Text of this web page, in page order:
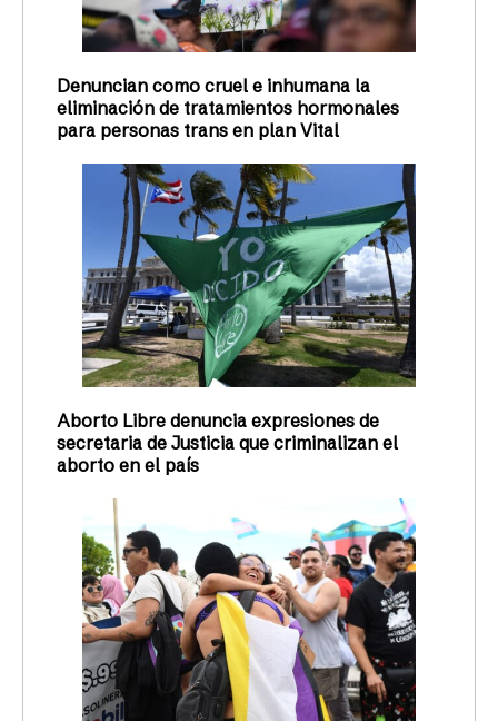
Denuncian como cruel e inhumana la
eliminación de tratamientos hormonales
para personas trans en plan Vital
Aborto Libre denuncia expresiones de
secretaria de Justicia que criminalizan el
aborto en el país